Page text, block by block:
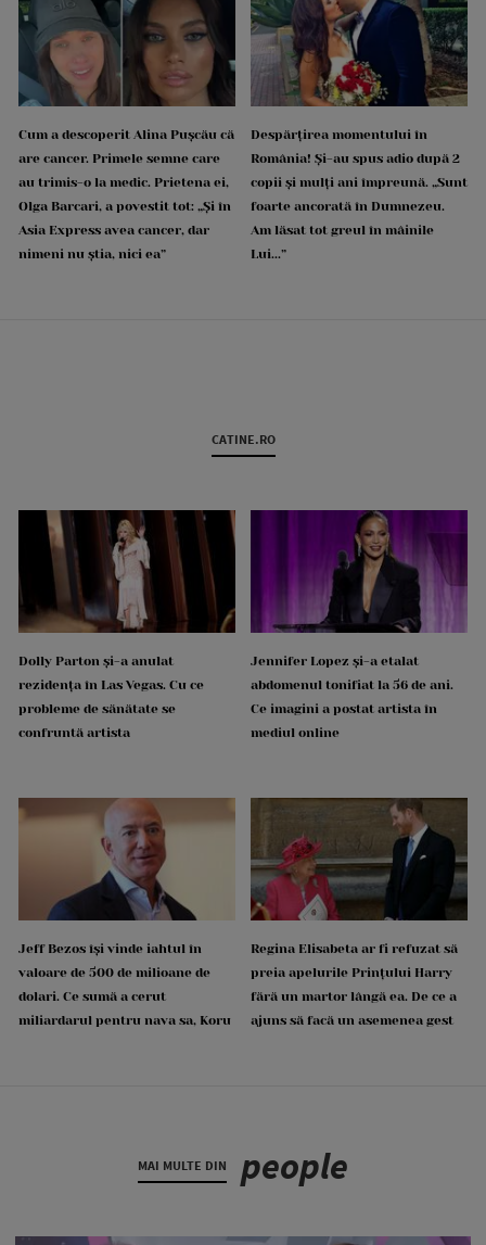
Cum a descoperit Alina Pușcău că
are cancer. Primele semne care
au trimis-o la medic. Prietena ei,
Olga Barcari, a povestit tot: „Și în
Asia Express avea cancer, dar
nimeni nu știa, nici ea”
Despărțirea momentului în
România! Și-au spus adio după 2
copii și mulți ani împreună. „Sunt
foarte ancorată în Dumnezeu.
Am lăsat tot greul în mâinile
Lui...”
CATINE.RO
Dolly Parton și-a anulat
rezidența în Las Vegas. Cu ce
probleme de sănătate se
confruntă artista
Jennifer Lopez și-a etalat
abdomenul tonifiat la 56 de ani.
Ce imagini a postat artista în
mediul online
Jeff Bezos își vinde iahtul în
valoare de 500 de milioane de
dolari. Ce sumă a cerut
miliardarul pentru nava sa, Koru
Regina Elisabeta ar fi refuzat să
preia apelurile Prințului Harry
fără un martor lângă ea. De ce a
ajuns să facă un asemenea gest
MAI MULTE DIN people